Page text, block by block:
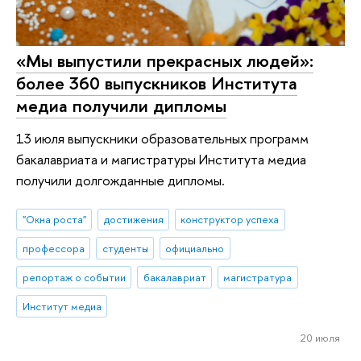
«Мы выпустили прекрасных людей»:
более 360 выпускников Института
медиа получили дипломы
13 июля выпускники образовательных программ
бакалавриата и магистратуры Института медиа
получили долгожданные дипломы.
"Окна роста" достижения
конструктор успеха
профессора
студенты
официально
репортаж о событии
бакалавриат
магистратура
Институт медиа
20 июля